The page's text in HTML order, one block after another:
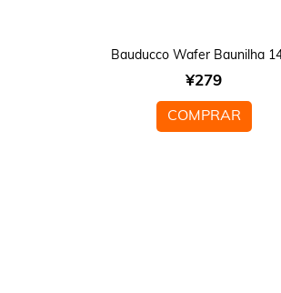
Bauducco Wafer Baunilha
¥279
COMPRAR